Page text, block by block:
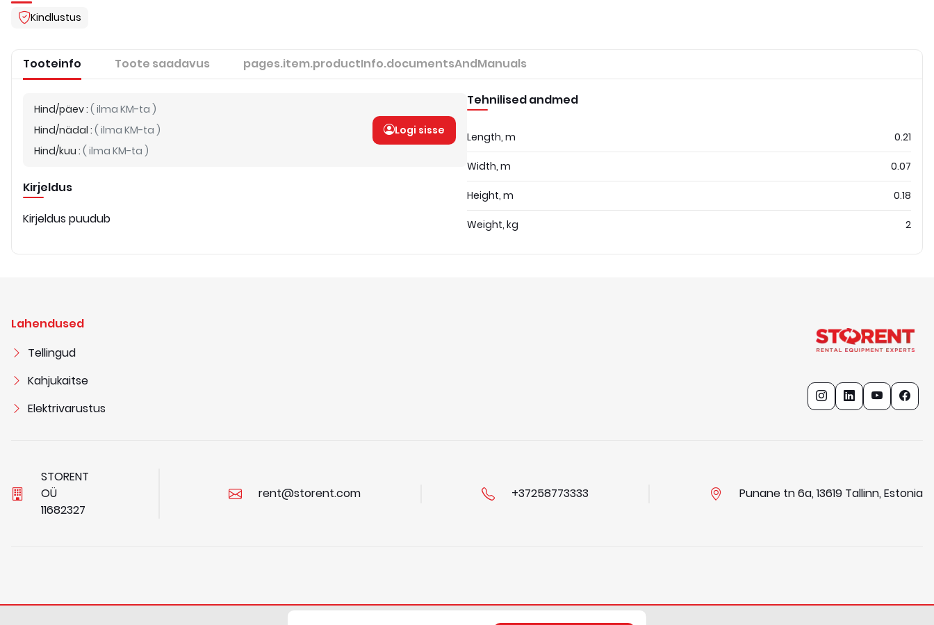
Kindlustus
Tooteinfo Toote saadavus pages.item.productInfo.documentsAndManuals
Hind/päev: ( ilma KM-ta )
Hind/nädal : ( ilma KM-ta )
Hind/kuu : ( ilma KM-ta )
Logi sisse
Kirjeldus
Kirjeldus puudub
Tehnilised andmed
Length, m 0.21
Width, m 0.07
Height, m 0.18
Weight, kg 2
Lahendused
Tellingud
Kahjukaitse
Elektrivarustus
STORENT
OÜ
11682327
rent@storent.com +37258773333 Punane tn 6a, 13619 Tallinn, Estonia